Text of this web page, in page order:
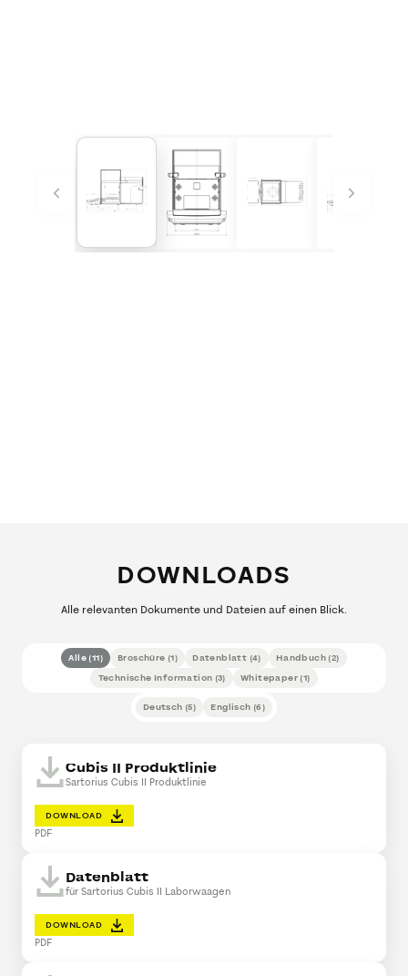
DOWNLOADS
Alle relevanten Dokumente und Dateien auf einen Blick.
Alle(11) Broschüre (1) Datenblatt (4) Handbuch (2)
Technische Information (3) Whitepaper(1)
Deutsch (5) Englisch (6)
Cubis II Produktlinie
Sartorius Cubis II Produktlinie
DOWNLOAD
PDF
Datenblatt
für Sartorius Cubis II Laborwaagen
DOWNLOAD
PDF